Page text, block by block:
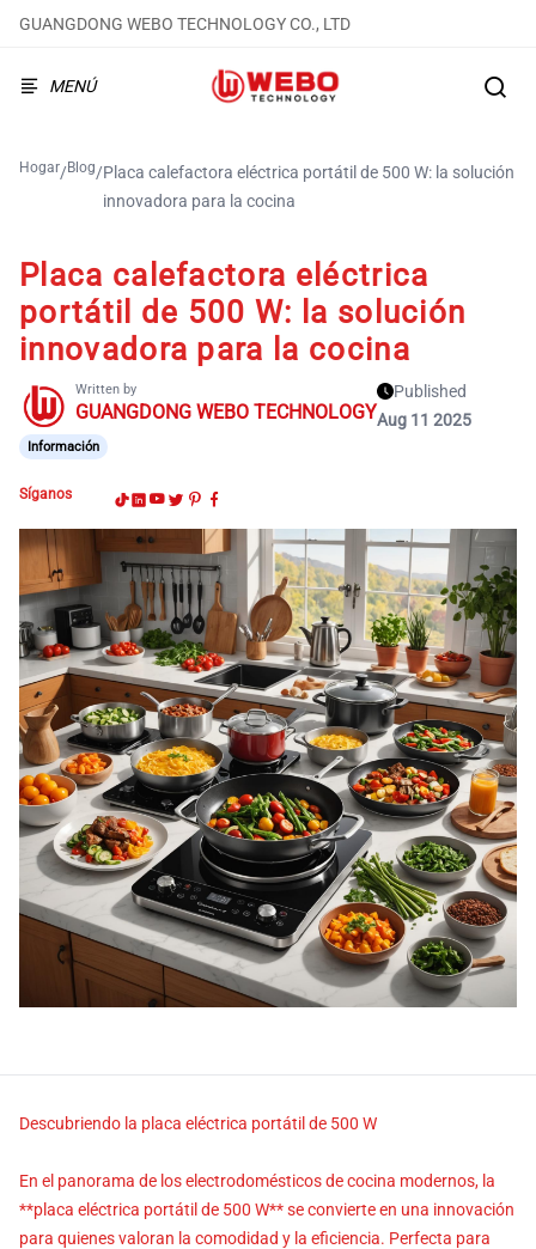
GUANGDONG WEBO TECHNOLOGY CO., LTD
MENÚ
Hogar/Blog/Placa calefactora eléctrica portátil de 500 W: la solución
innovadora para la cocina
Placa calefactora eléctrica
portátil de 500 W: la solución
innovadora para la cocina
Written by
GUANGDONG WEBO TECHNOLOGY
Published
Aug 11 2025
Información
Síganos
Descubriendo la placa eléctrica portátil de 500 W
En el panorama de los electrodomésticos de cocina modernos, la
**placa eléctrica portátil de 500 W** se convierte en una innovación
para quienes valoran la comodidad y la eficiencia. Perfecta para